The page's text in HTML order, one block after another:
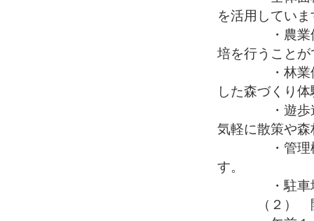
を活用していま
・農業体験
培を行うこと
・林業体験
した森づくり
・遊歩道：
気軽に散策や
・管理棟：
す。
・駐車場
（２） 開